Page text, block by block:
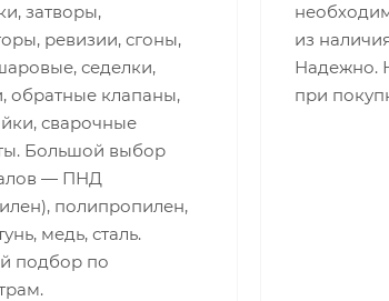
затворы,
ревизии, сгоны,
седелки,
обратные клапаны,
сварочные
Большой выбор
— ПНД
полипропилен,
медь, сталь.
подбор по
из
Надежно.
при